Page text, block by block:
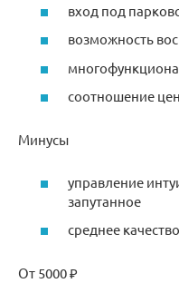
вход под
возможность
соотношение
Минусы
управление
запутанное
среднее
От 5000 ₽